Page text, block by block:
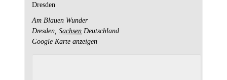
Dresden
Am Blauen Wunder
Dresden Sachsen Deutschland
Google Karte anzeigen